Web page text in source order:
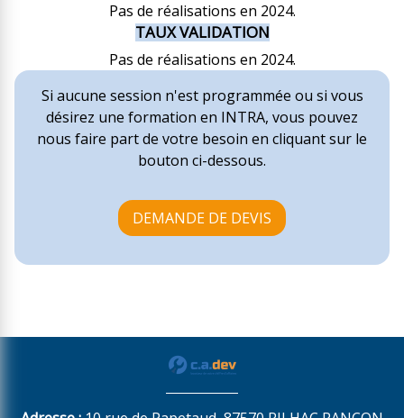
Si aucune session n'est programmée ou si vous
désirez une formation en INTRA, vous pouvez
nous faire part de votre besoin en cliquant sur le
bouton ci-dessous.
DEMANDE DE DEVIS
Pas de réalisations en 2024.
TAUX VALIDATION
Pas de réalisations en 2024.